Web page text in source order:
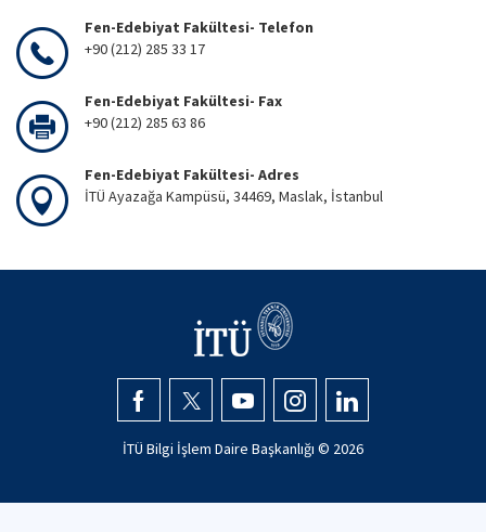
Fen-Edebiyat Fakültesi- Telefon
+90 (212) 285 33 17
Fen-Edebiyat Fakültesi- Fax
+90 (212) 285 63 86
Fen-Edebiyat Fakültesi- Adres
İTÜ Ayazağa Kampüsü, 34469, Maslak, İstanbul
İTÜ Bilgi İşlem Daire Başkanlığı © 2026